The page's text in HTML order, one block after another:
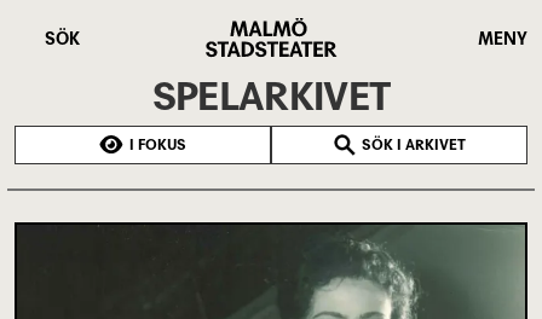
SÖK
Stadsteater
MENY
SPELARKIVET
I FOKUS SÖK I ARKIVET